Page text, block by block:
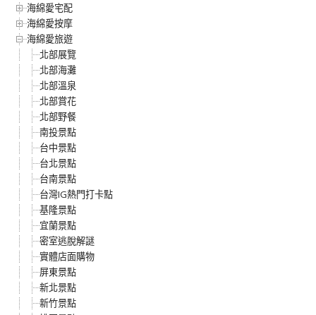
海綿愛宅配
海綿愛按摩
海綿愛旅遊
北部展覽
北部海灘
北部溫泉
北部賞花
北部野餐
南投景點
台中景點
台北景點
台南景點
台灣IG熱門打卡點
基隆景點
宜蘭景點
密室逃脫解謎
實體店面購物
屏東景點
新北景點
新竹景點